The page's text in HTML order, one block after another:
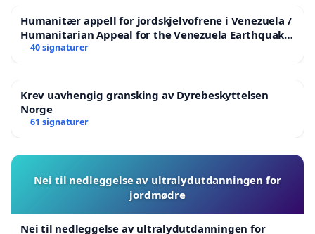
Humanitær appell for jordskjelvofrene i Venezuela /
Humanitarian Appeal for the Venezuela Earthquake
Victims
40 signaturer
Krev uavhengig gransking av Dyrebeskyttelsen
Norge
61 signaturer
Nei til nedleggelse av ultralydutdanningen for
jordmødre
Nei til nedleggelse av ultralydutdanningen for